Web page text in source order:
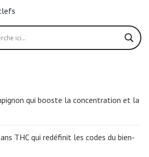
qui booste la concentration et la
THC qui redéfinit les codes du bien-